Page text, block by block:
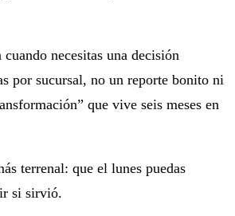
necesitas una decisión
por sucursal, no un reporte bonito ni
que vive seis meses en
terrenal: que el lunes puedas
si sirvió.